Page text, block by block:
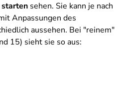
sehen. Sie kann je nach
Anpassungen des
aussehen. Bei "reinem"
15) sieht sie so aus: